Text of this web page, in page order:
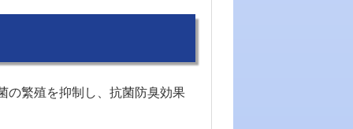
の繁殖を抑制し、抗菌防臭効果